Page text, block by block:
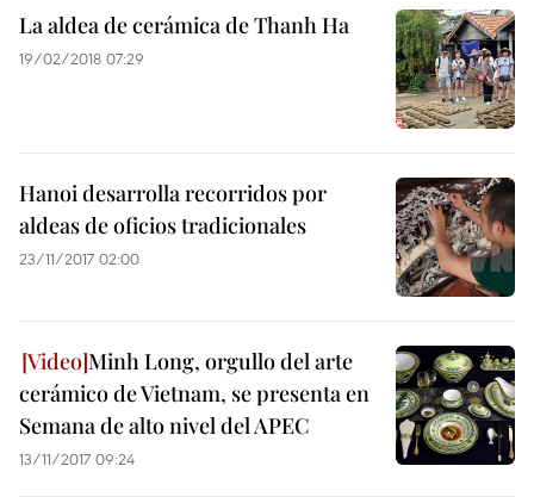
La aldea de cerámica de Thanh Ha
19/02/2018 07:29
Hanoi desarrolla recorridos por
aldeas de oficios tradicionales
23/11/2017 02:00
Minh Long, orgullo del arte
cerámico de Vietnam, se presenta en
Semana de alto nivel del APEC
13/11/2017 09:24